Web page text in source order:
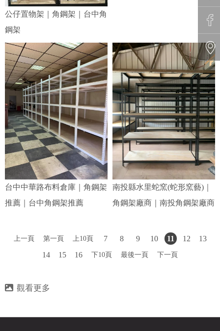
公仔置物架｜角鋼架｜台中角
鋼架
台中中華路布料倉庫｜角鋼架
推薦｜台中角鋼架推薦
南投縣水里蛇窯(蛇形窯藝)｜
角鋼架廠商｜南投角鋼架廠商
上一頁 第一頁 上10頁 7 8 9 10 11 12
13
14
15 16 下10頁 最後一頁 下一頁